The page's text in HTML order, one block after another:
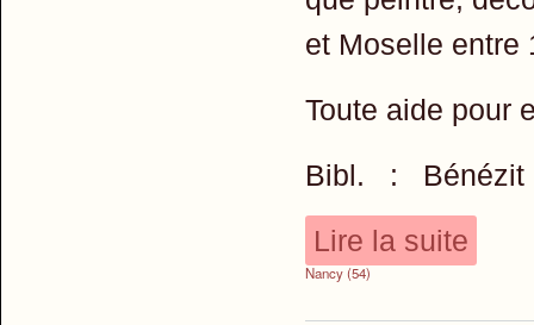
et Moselle entre
Toute aide pour
Bibl. : Bénézit
Lire la suite
Nancy (54)